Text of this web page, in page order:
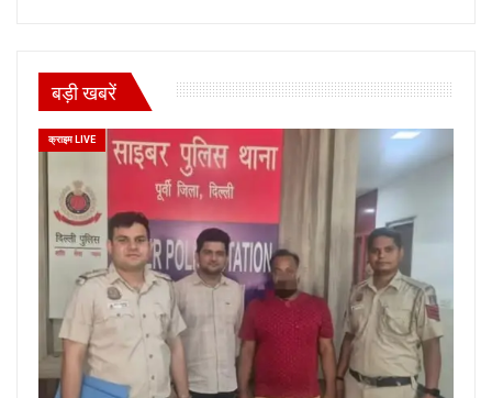
बड़ी खबरें
क्राइम LIVE